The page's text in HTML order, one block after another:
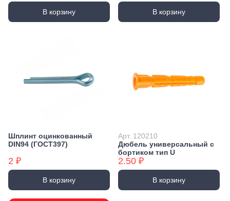
В корзину В корзину
Шплинт оцинкованный
DIN94 (ГОСТ397)
2 ₽
В корзину
Арт. 120210
Дюбель универсальный с
бортиком тип U
2.50 ₽
В корзину